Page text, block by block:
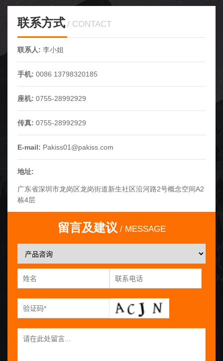
联系方式 CONTACT
联系人: 李小姐
手机: 0086 13798320185
座机: 0755-28992929
传真: 0755-28992929
E-mail: Pakiss01@pakiss.com
地址:
广东省深圳市龙岗区龙岗街道新生社区沿河路2号概念空间A2
栋4层
留言及建议 MESSAGE